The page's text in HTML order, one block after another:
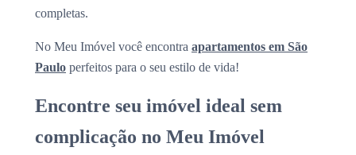
completas.
No Meu Imóvel você encontra apartamentos em São
Paulo perfeitos para o seu estilo de vida!
Encontre seu imóvel ideal sem
complicação no Meu Imóvel